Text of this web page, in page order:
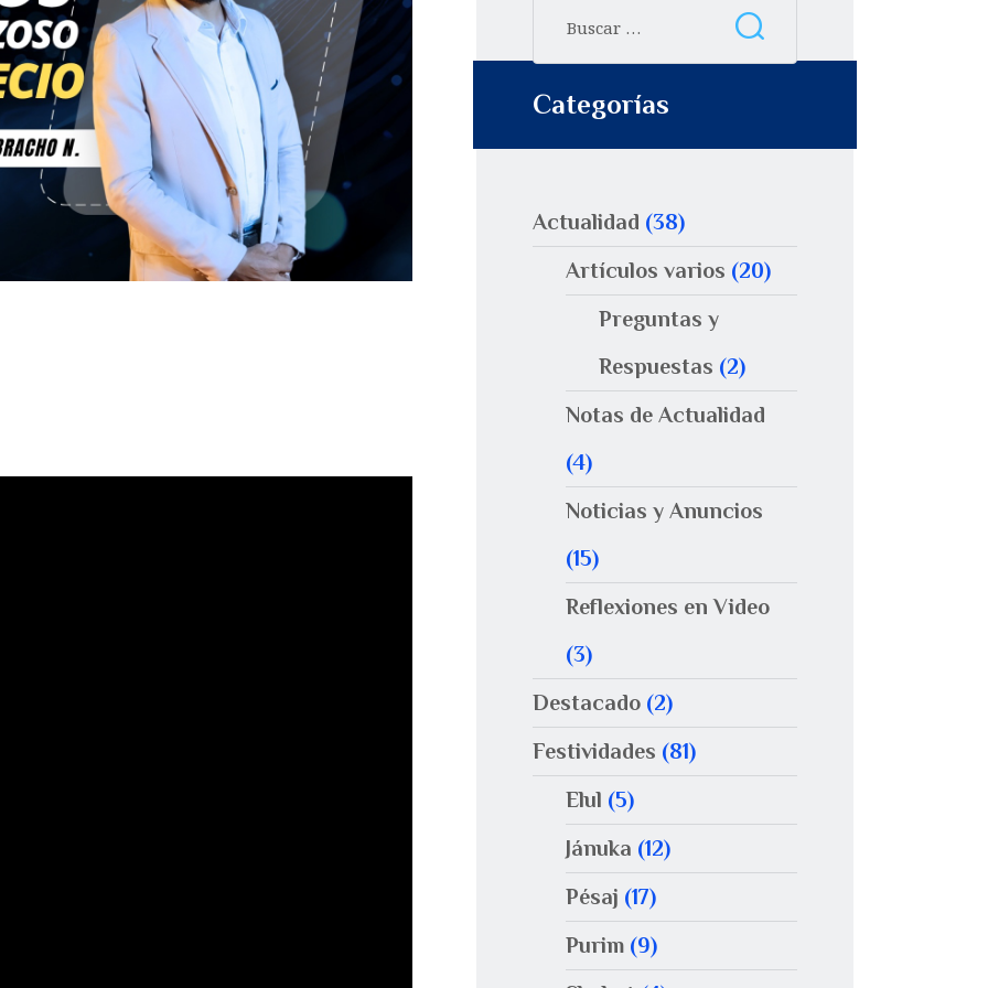
Categorías
Actualidad (38)
Artículos varios (20)
Preguntas y
Respuestas (2)
Notas de Actualidad
(4)
Noticias y Anuncios
(15)
Reflexiones en Video
(3)
Destacado (2)
Festividades (81)
Elul (5)
Jánuka (12)
Pésaj (17)
Purim (9)